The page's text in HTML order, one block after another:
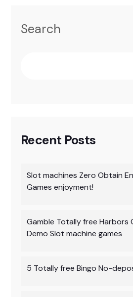
Search
Recent Posts
Slot machines Zero Obtain
Games enjoyment!
Gamble Totally free Harbors
Demo Slot machine games
5 Totally free Bingo No-